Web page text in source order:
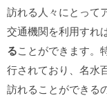
訪れる人々にとって
交通機関を利用すれば
ることができます。
行されており、名水
訪れることができる